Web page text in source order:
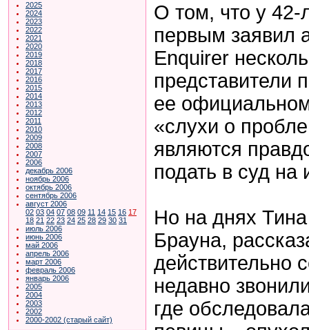
2025
2024
2023
2022
2021
2020
2019
2018
2017
2016
2015
2014
2013
2012
2011
2010
2009
2008
2007
2006
декабрь 2006
ноябрь 2006
октябрь 2006
сентябрь 2006
август 2006
02 03 04 07 08 09 11 14 15 16 17
18 21 22 23 24 25 28 29 30 31
июль 2006
июнь 2006
май 2006
апрель 2006
март 2006
февраль 2006
январь 2006
2005
2004
2003
2002
2000-2002 (старый сайт)
О том, что у 42-
первым заявил
Enquirer
представители
ее
«слухи о
являются
подать в суд на
Но на днях
Брауна,
действительно
недавно
где